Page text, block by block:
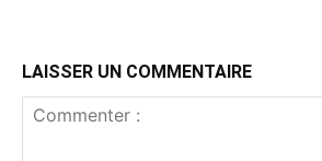
LAISSER UN COMMENTAIRE